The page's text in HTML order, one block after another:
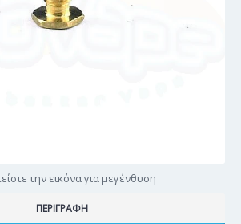
την εικόνα για μεγένθυση
ΠΕΡΙΓΡΑΦΉ